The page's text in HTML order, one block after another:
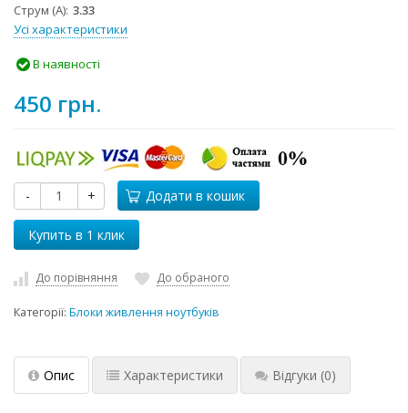
Струм (А) 3.33
Усі характеристики
В наявності
450 грн.
- + Додати в кошик
До порівняння До обраного
Категорії: Блоки живлення ноутбуків
Опис Характеристики Відгуки (0)